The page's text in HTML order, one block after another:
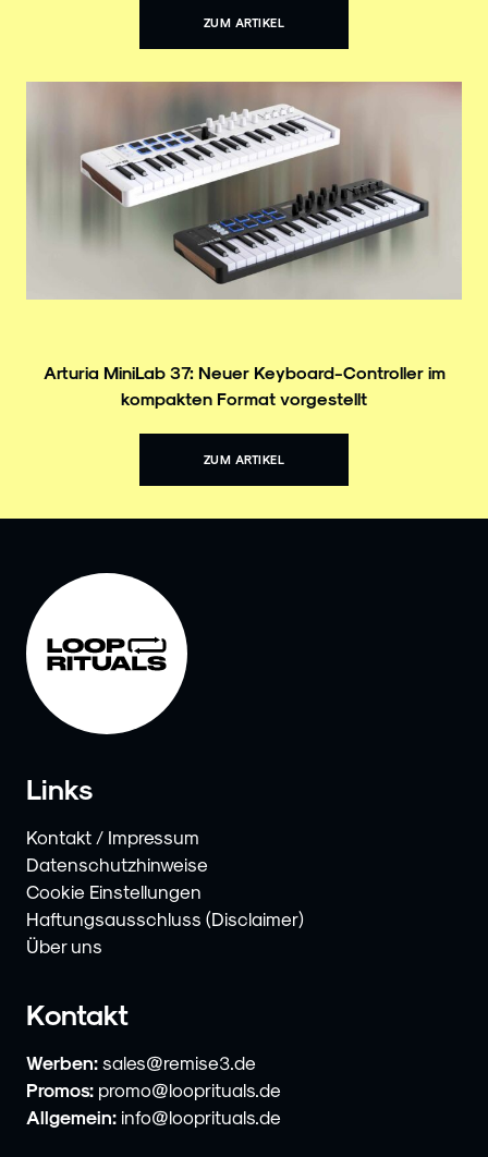
ZUM ARTIKEL
Arturia MiniLab 37: Neuer Keyboard-Controller im
kompakten Format vorgestellt
ZUM ARTIKEL
Links
Kontakt / Impressum
Datenschutzhinweise
Cookie Einstellungen
Haftungsausschluss (Disclaimer)
Über uns
Kontakt
Werben: sales@remise3.de
Promos: promo@looprituals.de
Allgemein: info@looprituals.de